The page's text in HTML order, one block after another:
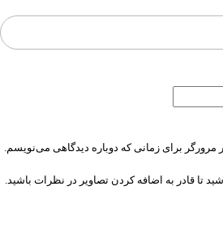
مرورگر برای زمانی که دوباره دیدگاهی می‌نویسم.
تا قادر به اضافه کردن تصاویر در نظرات باشید.